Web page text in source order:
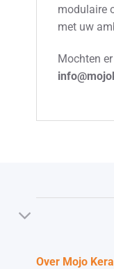
modulaire
met uw
Mochten
Over Mojo